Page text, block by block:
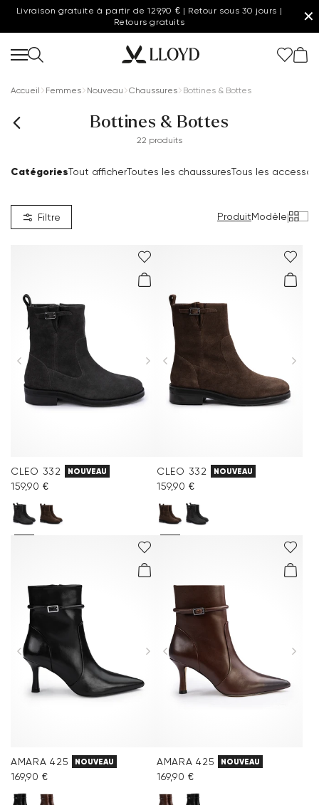
Livraison gratuite à partir de 129,90 € | Retour sous 30 jours |
Retours gratuits
✕
Accueil Femmes Nouveau Chaussures Bottines & Bottes
Bottines & Bottes
22 produits
CatégoriesTout afficherToutes les chaussuresTous les
Filtre ProduitModèle|
CLEO 332 NOUVEAU
159,90 €
CLEO 332 NOUVEAU
159,90 €
AMARA 425 NOUVEAU
169,90 €
AMARA 425 NOUVEAU
169,90 €